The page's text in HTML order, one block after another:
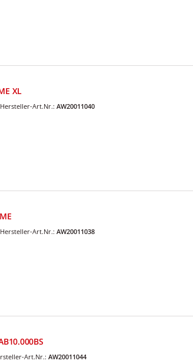
XL
Hersteller-Art.Nr.: AW20011040
Hersteller-Art.Nr.: AW20011038
Art.Nr.: AW20011044